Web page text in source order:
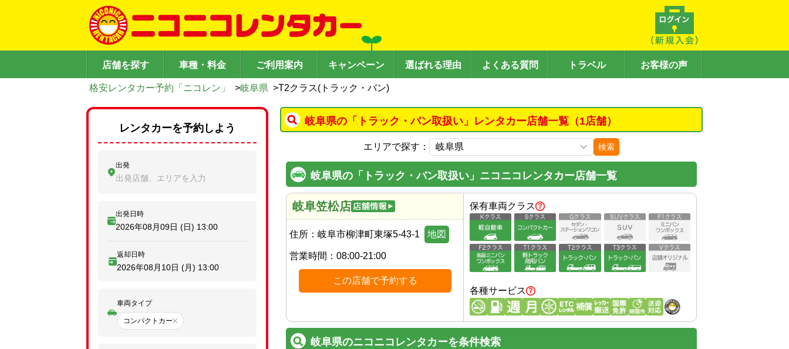
店舗を探す 車種・料金 ご利用案内 キャンペーン 選ばれる理由 よくある質問 トラベル お客様の声
格安レンタカー予約「ニコレン」 >岐阜県 >T2クラス(トラック・バン)
岐阜県の「トラック・バン取扱い」レンタカー店舗一覧（1店舗）
エリアで探す： 検索
岐阜県の「トラック・バン取扱い」ニコニコレンタカー店舗一覧
岐阜笠松店
住所： 岐阜市柳津町東塚5-43-1 地図
営業時間： 08:00-21:00
この店舗で予約する
保有車両クラス
各種サービス
岐阜県のニコニコレンタカーを条件検索
レンタカーを予約しよう
出発
出発店舗、エリアを入力
出発日時
2026年08月09日 (日) 13:00
返却日時
2026年08月10日 (月) 13:00
車両タイプ
コンパクトカー